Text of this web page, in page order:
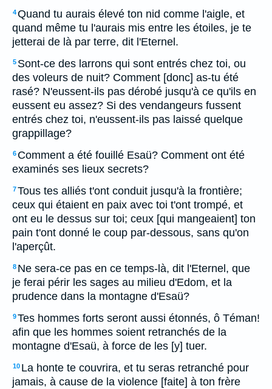
4Quand tu aurais élevé ton nid comme l'aigle, et
quand même tu l'aurais mis entre les étoiles, je te
jetterai de là par terre, dit l'Eternel.
5 Sont-ce des larrons qui sont entrés chez toi, ou
des voleurs de nuit? Comment [donc] as-tu été
rasé? N'eussent-ils pas dérobé jusqu'à ce qu'ils en
eussent eu assez? Si des vendangeurs fussent
entrés chez toi, n'eussent-ils pas laissé quelque
grappillage?
6 Comment a été fouillé Esaü? Comment ont été
examinés ses lieux secrets?
7Tous tes alliés t'ont conduit jusqu'à la frontière;
ceux qui étaient en paix avec toi t'ont trompé, et
ont eu le dessus sur toi; ceux [qui mangeaient] ton
pain t'ont donné le coup par-dessous, sans qu'on
l'aperçût.
8 Ne sera-ce pas en ce temps-là, dit l'Eternel, que
je ferai périr les sages au milieu d'Edom, et la
prudence dans la montagne d'Esaü?
9Tes hommes forts seront aussi étonnés, ô Téman!
afin que les hommes soient retranchés de la
montagne d'Esaü, à force de les [y] tuer.
10 La honte te couvrira, et tu seras retranché pour
jamais, à cause de la violence [faite] à ton frère